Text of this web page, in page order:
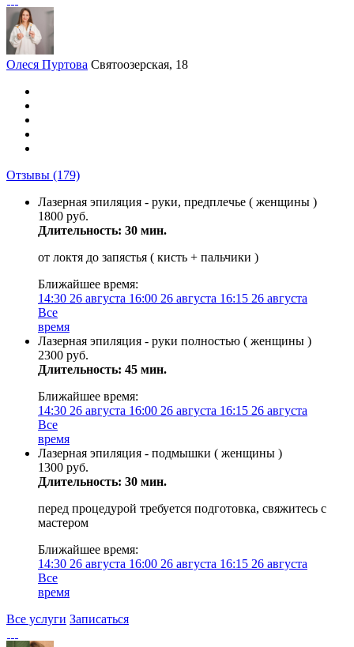
Олеся Пуртова Святоозерская, 18
Отзывы (179)
Лазерная эпиляция - руки, предплечье ( женщины )
1800 руб.
Длительность: 30 мин.
от локтя до запястья ( кисть + пальчики )
Ближайшее время:
14:30 26 августа 16:00 26 августа 16:15 26 августа
Все
время
Лазерная эпиляция - руки полностью ( женщины )
2300 руб.
Длительность: 45 мин.
Ближайшее время:
14:30 26 августа 16:00 26 августа 16:15 26 августа
Все
время
Лазерная эпиляция - подмышки ( женщины )
1300 руб.
Длительность: 30 мин.
перед процедурой требуется подготовка, свяжитесь с
мастером
Ближайшее время:
14:30 26 августа 16:00 26 августа 16:15 26 августа
Все
время
Все услуги Записаться